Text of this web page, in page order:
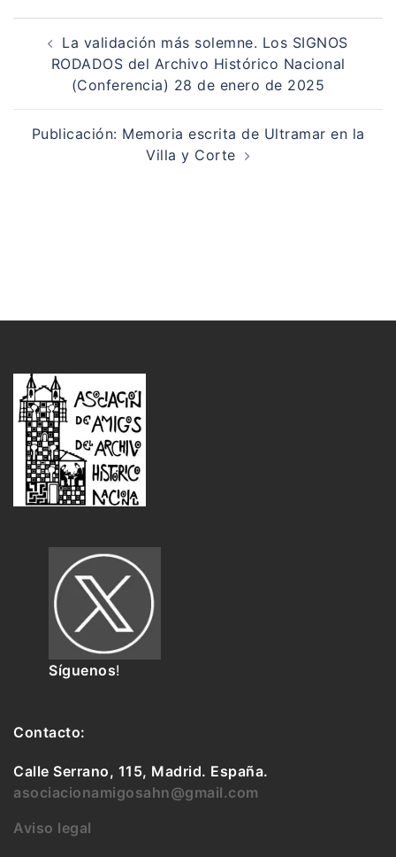
Navegación
entradas
La validación más solemne. Los SIGNOS
RODADOS del Archivo Histórico Nacional
(Conferencia) 28 de enero de 2025
Publicación: Memoria escrita de Ultramar en la
Villa y Corte
Síguenos!
Contacto:
Calle Serrano, 115, Madrid. España.
asociacionamigosahn@gmail.com
Aviso legal